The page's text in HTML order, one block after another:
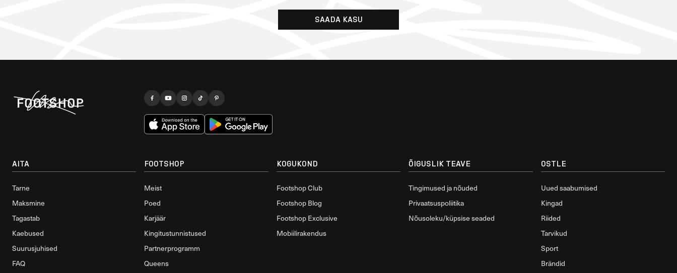
SAADA KASU
AITA
Tarne
Maksmine
Tagastab
Kaebused
Suurusjuhised
FAQ
FOOTSHOP
Meist
Poed
Karjäär
Kingitustunnistused
Partnerprogramm
Queens
KOGUKOND
Footshop Club
Footshop Blog
Footshop Exclusive
Mobiilirakendus
ÕIGUSLIK TEAVE
Tingimused ja nõuded
Privaatsuspoliitika
Nõusoleku/küpsise seaded
OSTLE
Uued saabumised
Kingad
Riided
Tarvikud
Sport
Brändid